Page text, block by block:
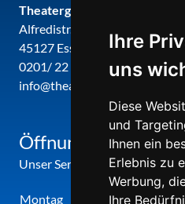
Ihre
uns
Diese
und
Ihnen ein
Erlebnis zu
Werbung,
Ihre
Theatergemeinde metropole
Alfredistr. 32
45127 Essen
0201/ 22 22 29
info@theatergemeinde-
Öffnungszeiten
Unser Service-Center ist zu
Montag 12:00